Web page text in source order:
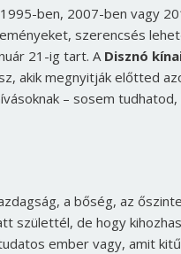
ben, 2007-ben vagy
szerencsés
21-ig tart. A Disznó
akik megnyitják előtted
– sosem
a bőség, az
születtél, de hogy
ember vagy, amit